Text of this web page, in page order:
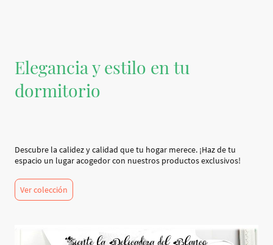
Elegancia y estilo en tu
dormitorio
Descubre la calidez y calidad que tu hogar merece. ¡Haz de tu
espacio un lugar acogedor con nuestros productos exclusivos!
Ver colección